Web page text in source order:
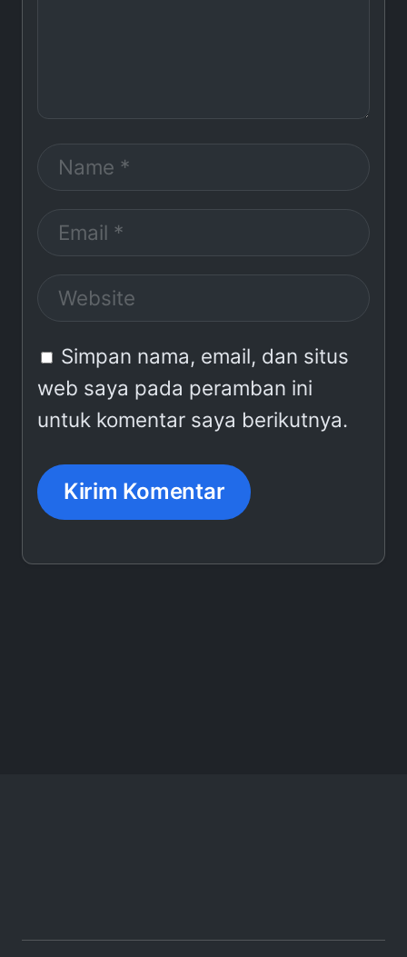
Simpan nama, email, dan situs
web saya pada peramban ini
untuk komentar saya berikutnya.